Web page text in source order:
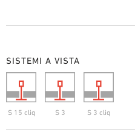
SISTEMI A VISTA
S 15 cliq S 3 S 3 cliq